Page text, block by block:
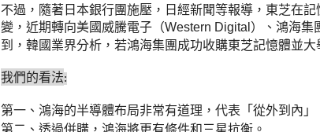
不過，隨著日本銀行團施壓，日經新聞等報導，東芝在
變，近期轉向美國威騰電子（Western Digital ）、鴻海集
到，韓國業界分析，若鴻海集團成功收購東芝記憶體並
我們的看法:
第一、鴻海的半導體布局非常有道理，代表「從外到內」